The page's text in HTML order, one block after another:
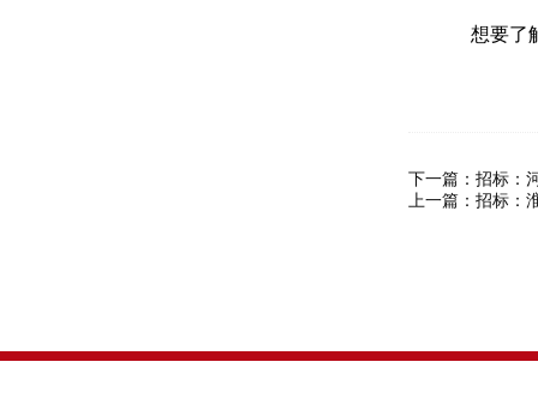
想要了解
下一篇： 招标：
上一篇： 招标：